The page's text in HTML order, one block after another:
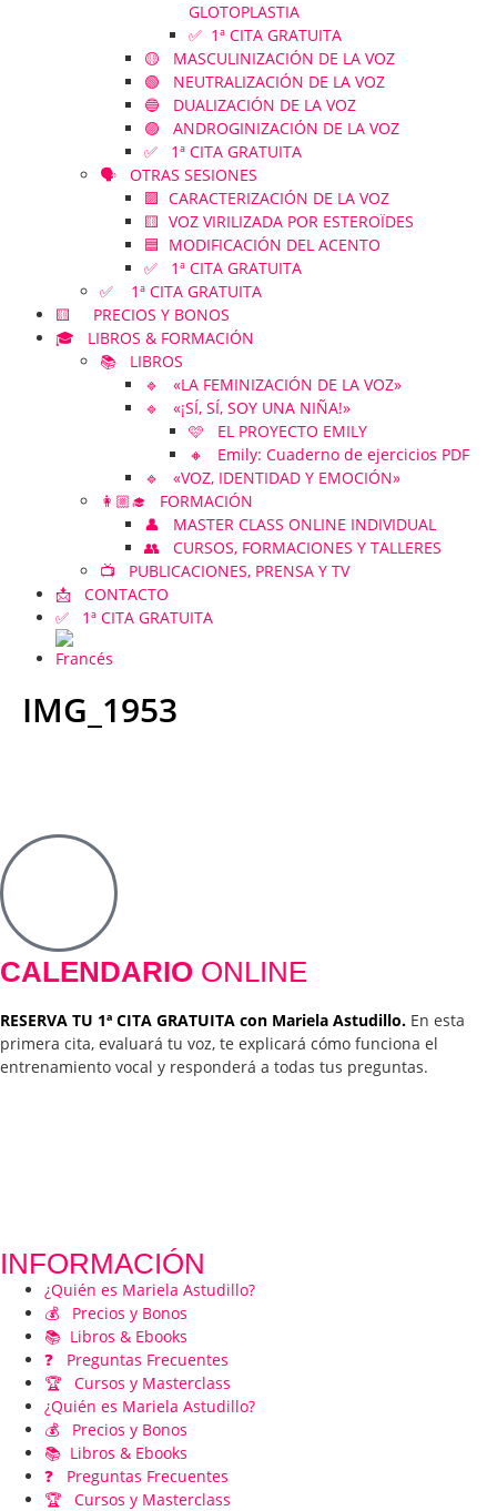
GLOTOPLASTIA
✅ 1ª CITA GRATUITA
🟡 MASCULINIZACIÓN DE LA VOZ
🟢 NEUTRALIZACIÓN DE LA VOZ
🔵 DUALIZACIÓN DE LA VOZ
🟣 ANDROGINIZACIÓN DE LA VOZ
✅ 1ª CITA GRATUITA
🗣️ OTRAS SESIONES
🟪 CARACTERIZACIÓN DE LA VOZ
🟨 VOZ VIRILIZADA POR ESTEROÏDES
🟦 MODIFICACIÓN DEL ACENTO
✅ 1ª CITA GRATUITA
✅ 1ª CITA GRATUITA
🟨 PRECIOS Y BONOS
🎓 LIBROS & FORMACIÓN
📚 LIBROS
🔹 «LA FEMINIZACIÓN DE LA VOZ»
🔹 «¡SÍ, SÍ, SOY UNA NIÑA!»
🩷 EL PROYECTO EMILY
🔸 Emily: Cuaderno de ejercicios PDF
🔹 «VOZ, IDENTIDAD Y EMOCIÓN»
👩🏼‍🎓 FORMACIÓN
👤 MASTER CLASS ONLINE INDIVIDUAL
👥 CURSOS, FORMACIONES Y TALLERES
📺 PUBLICACIONES, PRENSA Y TV
📩 CONTACTO
✅ 1ª CITA GRATUITA
IMG_1953
CALENDARIO ONLINE
RESERVA TU 1ª CITA GRATUITA con Mariela Astudillo. En esta
primera cita, evaluará tu voz, te explicará cómo funciona el
entrenamiento vocal y responderá a todas tus preguntas.
INFORMACIÓN
¿Quién es Mariela Astudillo?
💰 Precios y Bonos
📚 Libros & Ebooks
❓ Preguntas Frecuentes
🏆 Cursos y Masterclass
¿Quién es Mariela Astudillo?
💰 Precios y Bonos
📚 Libros & Ebooks
❓ Preguntas Frecuentes
🏆 Cursos y Masterclass